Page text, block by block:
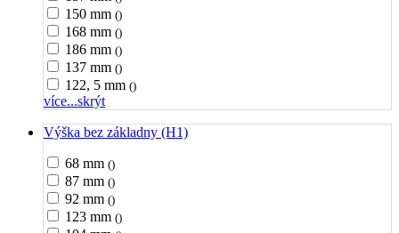
150 mm ()
168 mm ()
186 mm ()
137 mm ()
122, 5 mm ()
více...skrýt
Výška bez základny (H1)
68 mm ()
87 mm ()
92 mm ()
123 mm ()